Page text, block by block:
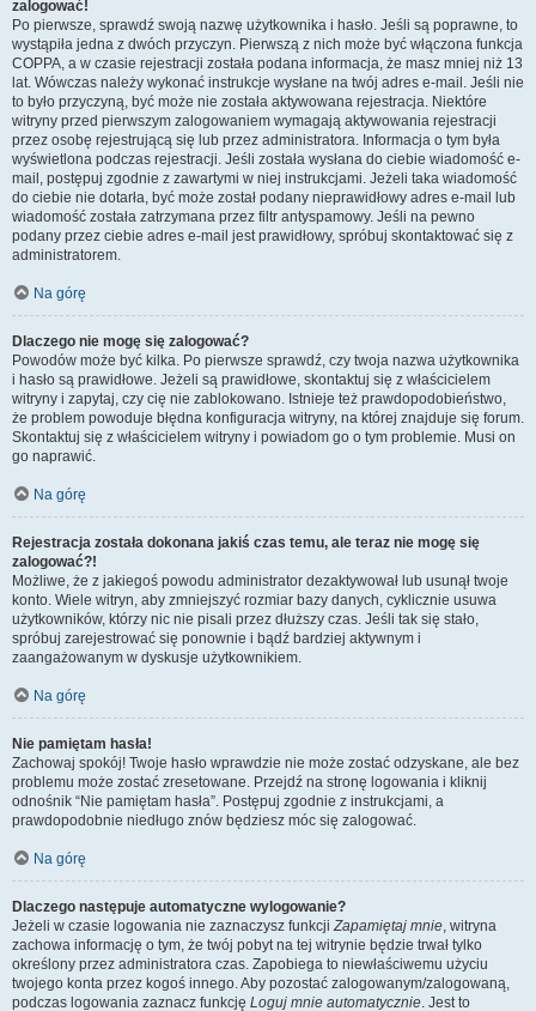
zalogować!
Po pierwsze, sprawdź swoją nazwę użytkownika i hasło. Jeśli są poprawne, to
wystąpiła jedna z dwóch przyczyn. Pierwszą z nich może być włączona funkcja
COPPA, a w czasie rejestracji została podana informacja, że masz mniej niż 13
lat. Wówczas należy wykonać instrukcje wysłane na twój adres e-mail. Jeśli nie
to było przyczyną, być może nie została aktywowana rejestracja. Niektóre
witryny przed pierwszym zalogowaniem wymagają aktywowania rejestracji
przez osobę rejestrującą się lub przez administratora. Informacja o tym była
wyświetlona podczas rejestracji. Jeśli została wysłana do ciebie wiadomość e-
mail, postępuj zgodnie z zawartymi w niej instrukcjami. Jeżeli taka wiadomość
do ciebie nie dotarła, być może został podany nieprawidłowy adres e-mail lub
wiadomość została zatrzymana przez filtr antyspamowy. Jeśli na pewno
podany przez ciebie adres e-mail jest prawidłowy, spróbuj skontaktować się z
administratorem.
Na górę
Dlaczego nie mogę się zalogować?
Powodów może być kilka. Po pierwsze sprawdź, czy twoja nazwa użytkownika
i hasło są prawidłowe. Jeżeli są prawidłowe, skontaktuj się z właścicielem
witryny i zapytaj, czy cię nie zablokowano. Istnieje też prawdopodobieństwo,
że problem powoduje błędna konfiguracja witryny, na której znajduje się forum.
Skontaktuj się z właścicielem witryny i powiadom go o tym problemie. Musi on
go naprawić.
Na górę
Rejestracja została dokonana jakiś czas temu, ale teraz nie mogę się
zalogować?!
Możliwe, że z jakiegoś powodu administrator dezaktywował lub usunął twoje
konto. Wiele witryn, aby zmniejszyć rozmiar bazy danych, cyklicznie usuwa
użytkowników, którzy nic nie pisali przez dłuższy czas. Jeśli tak się stało,
spróbuj zarejestrować się ponownie i bądź bardziej aktywnym i
zaangażowanym w dyskusje użytkownikiem.
Na górę
Nie pamiętam hasła!
Zachowaj spokój! Twoje hasło wprawdzie nie może zostać odzyskane, ale bez
problemu może zostać zresetowane. Przejdź na stronę logowania i kliknij
odnośnik “Nie pamiętam hasła”. Postępuj zgodnie z instrukcjami, a
prawdopodobnie niedługo znów będziesz móc się zalogować.
Na górę
Dlaczego następuje automatyczne wylogowanie?
Jeżeli w czasie logowania nie zaznaczysz funkcjiZapamiętaj mnie, witryna
zachowa informację o tym, że twój pobyt na tej witrynie będzie trwał tylko
określony przez administratora czas. Zapobiega to niewłaściwemu użyciu
twojego konta przez kogoś innego. Aby pozostać zalogowanym/zalogowaną,
podczas logowania zaznacz funkcję Loguj mnie automatycznie. Jest to